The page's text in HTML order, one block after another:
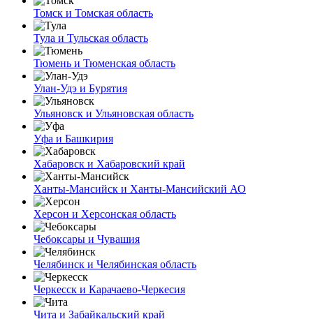
Томск и Томская область
Тула и Тульская область
Тюмень и Тюменская область
Улан-Удэ и Бурятия
Ульяновск и Ульяновская область
Уфа и Башкирия
Хабаровск и Хабаровский край
Ханты-Мансийск и Ханты-Мансийский АО
Херсон и Херсонская область
Чебоксары и Чувашия
Челябинск и Челябинская область
Черкесск и Карачаево-Черкесия
Чита и Забайкальский край